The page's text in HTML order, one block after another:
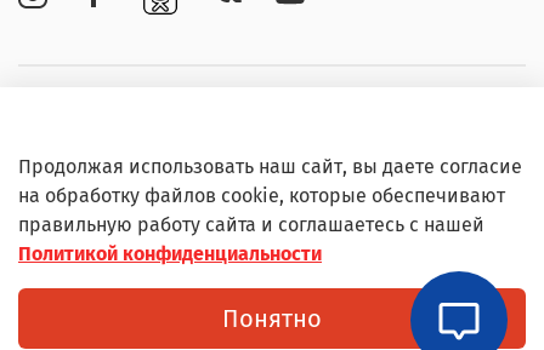
Информация
© Любое использование контента без письменного
разрешения запрещено
Продолжая использовать наш сайт, вы даете согласие
на обработку файлов cookie, которые обеспечивают
правильную работу сайта и соглашаетесь с нашей
Политикой конфиденциальности
Понятно